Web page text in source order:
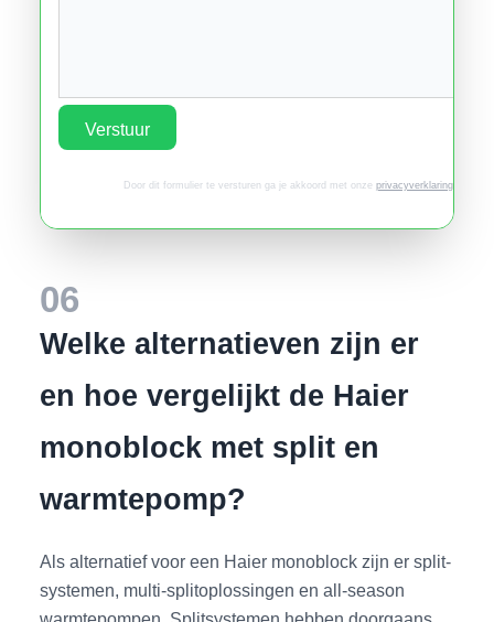
Verstuur
Door dit formulier te versturen ga je akkoord met onze privacyverklaring.
06
Welke alternatieven zijn er
en hoe vergelijkt de Haier
monoblock met split en
warmtepomp?
Als alternatief voor een Haier monoblock zijn er split-
systemen, multi-splitoplossingen en all-season